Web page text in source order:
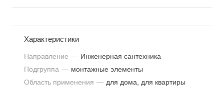
Характеристики
Направление — Инженерная сантехника
Подгруппа — монтажные элементы
Область применения — для дома, для квартиры